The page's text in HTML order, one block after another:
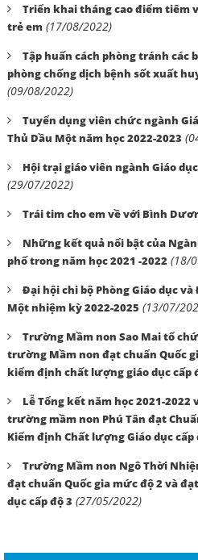
Triển khai tháng cao điểm tiêm
trẻ em (17/08/2022)
Tập huấn cách phòng tránh
phòng chống dịch bệnh sốt xuất
(09/08/2022)
Tuyển dụng viên chức ngành
Thủ Dầu Một năm học 2022-2023
Hội trại giáo viên ngành Giáo
(29/07/2022)
Trái tim cho em về với Bình
Những kết quả nổi bật của
phố trong năm học 2021 -2022 (18/
Đại hội chi bộ Phòng Giáo dục
Một nhiệm kỳ 2022-2025 (13/07/
Trường Mầm non Sao Mai tổ
trường Mầm non đạt chuẩn Quốc
kiểm định chất lượng giáo dục cấp
Lễ Tổng kết năm học 2021-2022
trường mầm non Phú Tân đạt
Kiểm định Chất lượng Giáo dục cấp
Trường Mầm non Ngô Thời
đạt chuẩn Quốc gia mức độ 2 và
dục cấp độ 3 (27/05/2022)